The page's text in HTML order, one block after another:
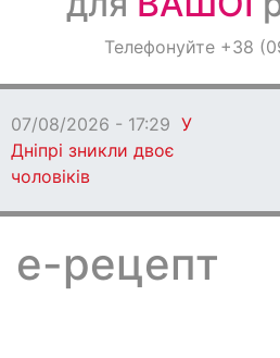
ОголошенняТелефонуйте +38
07/08/2026 - 17:29 У
Дніпрі зникли двоє
чоловіків
е-рецепт